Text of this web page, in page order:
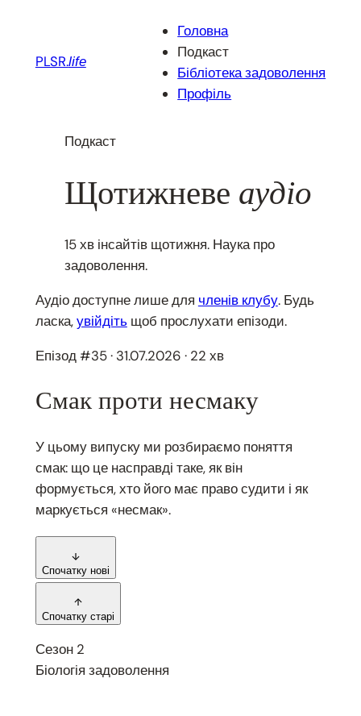
вмістуPLSR.life
Головна
Подкаст
Бібліотека задоволення
Профіль
Подкаст
Щотижневе аудіо
15 хв інсайтів щотижня. Наука про
задоволення.
Аудіо доступне лише для членів клубу. Будь
ласка,увійдітьщоб прослухати епізоди.
Епізод #35 · 31.07.2026 · 22 хв
Смак проти несмаку
У цьому випуску ми розбираємо поняття
смак: що це насправді таке, як він
формується, хто його має право судити і як
маркується «несмак».
Спочатку нові
Спочатку старі
Сезон 2
Біологія задоволення